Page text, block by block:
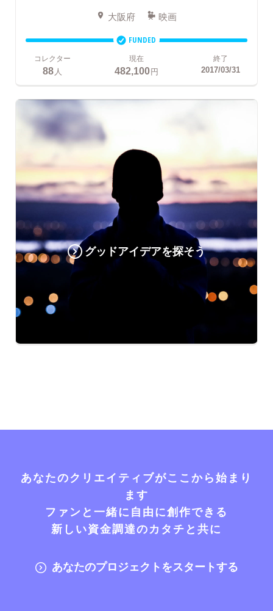
大阪府 映画
FUNDED
コレクター
88 人
現在
482,100円
終了
2017/03/31
グッドアイデアを探そう
あなたのクリエイティブがここから始まり
ます
ファンと一緒に自由に創作できる
新しい資金調達のカタチと共に
あなたのプロジェクトをスタートする